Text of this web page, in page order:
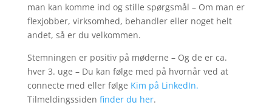
man kan komme ind og stille spørgsmål – Om man er
flexjobber, virksomhed, behandler eller noget helt
andet, så er du velkommen.
Stemningen er positiv på møderne – Og de er ca.
hver 3. uge – Du kan følge med på hvornår ved at
connecte med eller følge Kim på LinkedIn.
Tilmeldingssiden finder du her.